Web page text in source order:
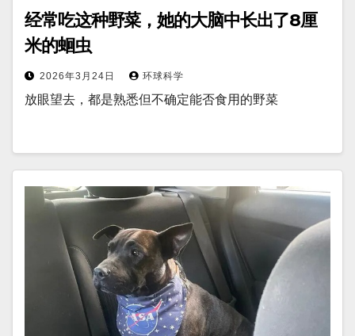
经常吃这种野菜，她的大脑中长出了8厘
米的蛔虫
2026年3月24日 环球科学
放眼望去，都是熟悉但不确定能否食用的野菜